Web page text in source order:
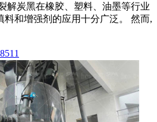
解炭黑在橡胶、塑料、油墨等行业
料和增强剂的应用十分广泛。 然而,